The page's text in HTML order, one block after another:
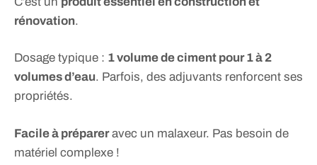
rénovation.
Dosage typique : 1 volume de ciment pour 1 à 2
volumes d’eau. Parfois, des adjuvants renforcent ses
propriétés.
Facile à prépareravec un malaxeur. Pas besoin de
matériel complexe !